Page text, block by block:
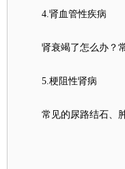
4.肾血管性疾病
肾衰竭了怎么办？常
5.梗阻性肾病
常见的尿路结石、肿